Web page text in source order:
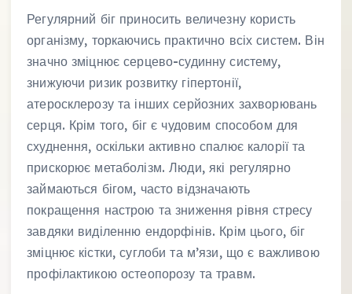
Регулярний біг приносить величезну користь
організму, торкаючись практично всіх систем. Він
значно зміцнює серцево-судинну систему,
знижуючи ризик розвитку гіпертонії,
атеросклерозу та інших серйозних захворювань
серця. Крім того, біг є чудовим способом для
схуднення, оскільки активно спалює калорії та
прискорює метаболізм. Люди, які регулярно
займаються бігом, часто відзначають
покращення настрою та зниження рівня стресу
завдяки виділенню ендорфінів. Крім цього, біг
зміцнює кістки, суглоби та м’язи, що є важливою
профілактикою остеопорозу та травм.